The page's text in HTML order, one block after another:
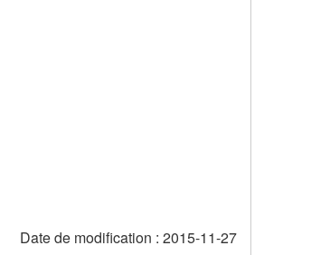
Date de modification : 2015-11-27